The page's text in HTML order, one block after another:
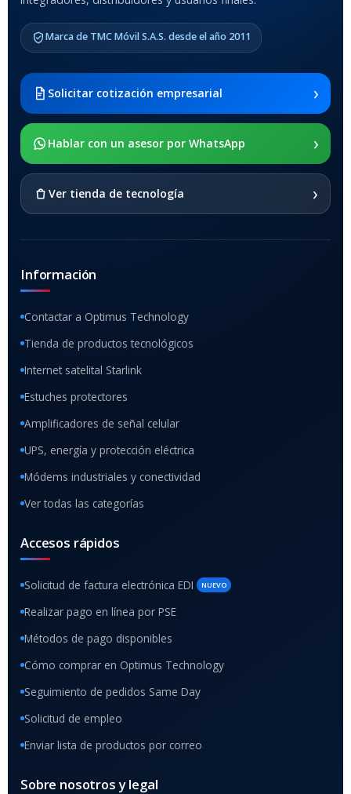
Samsung Galaxy Tab A8 10.5
2021 SM-x200 / Samsung
x205
SOPORTE DE APOYO
Marca de TMC Móvil S.A.S. desde el año 2011
Solicitar cotización empresarial ›
Hablar con un asesor por WhatsApp ›
Ver tienda de tecnología ›
Información
Contactar a Optimus Technology
Tienda de productos tecnológicos
Internet satelital Starlink
Estuches protectores
Amplificadores de señal celular
UPS, energía y protección eléctrica
Módems industriales y conectividad
Ver todas las categorías
Accesos rápidos
Solicitud de factura electrónica EDI NUEVO
Realizar pago en línea por PSE
Métodos de pago disponibles
Cómo comprar en Optimus Technology
Seguimiento de pedidos Same Day
Solicitud de empleo
Enviar lista de productos por correo
Sobre nosotros y legal